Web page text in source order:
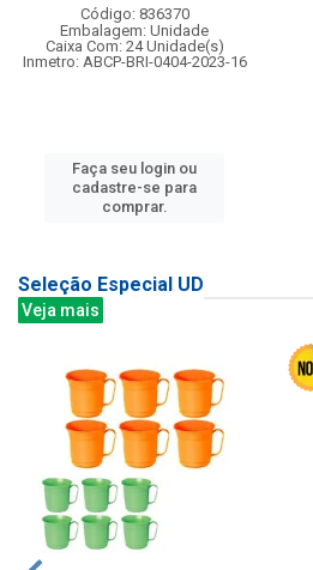
Código: 836370
Embalagem: Unidade
Caixa Com: 24 Unidade(s)
Inmetro: ABCP-BRI-0404-2023-16
Faça seu login ou
cadastre-se para
comprar.
Seleção Especial UD
Veja mais